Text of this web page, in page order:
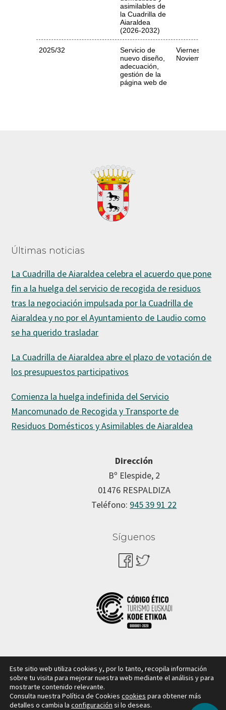
Últimas noticias
La Cuadrilla de Aiaraldea celebra el acuerdo que pone
fin a la huelga del servicio de recogida de residuos
tras la negociación impulsada por la Cuadrilla de
Aiaraldea y no por el Ayuntamiento de Laudio como
se ha querido trasladar
La Cuadrilla de Aiaraldea abre el plazo de votación de
los presupuestos participativos
Comienza la huelga indefinida del Servicio
Mancomunado de Recogida y Transporte de
Residuos Domésticos y Asimilables de Aiaraldea
Dirección
Bº Elespide, 2
01476 RESPALDIZA
Teléfono: 945 39 91 22
Síguenos
Copyright © Cuadrilla de Aiaraldea |Aviso legal y política
de privacidad
Este sitio web utiliza cookies y, por lo tanto, recopila información
sobre tu visita para mejorar nuestra web mediante el análisis y para
mostrarte contenido relevante.
Consulta nuestra Política de Cookies cookies para obtener más
detalles o cambia la configuración si lo deseas.